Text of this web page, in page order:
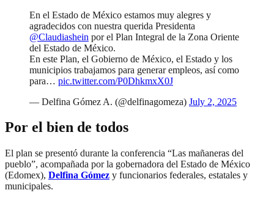
En el Estado de México estamos muy alegres y
agradecidos con nuestra querida Presidenta
@Claudiashein por el Plan Integral de la Zona Oriente
del Estado de México.
En este Plan, el Gobierno de México, el Estado y los
municipios trabajamos para generar empleos, así como
para… pic.twitter.com/P0DhkmxX0J
— Delfina Gómez A. (@delfinagomeza) July 2, 2025
Por el bien de todos
El plan se presentó durante la conferencia “Las mañaneras del
pueblo”, acompañada por la gobernadora del Estado de México
(Edomex), Delfina Gómez y funcionarios federales, estatales y
municipales.